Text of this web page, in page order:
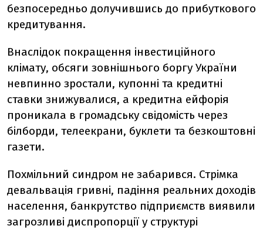
безпосередньо долучившись до прибуткового
кредитування.
Внаслідок покращення інвестиційного
клімату, обсяги зовнішнього боргу України
невпинно зростали, купонні та кредитні
ставки знижувалися, а кредитна ейфорія
проникала в громадську свідомість через
білборди, телеекрани, буклети та безкоштовні
газети.
Похмільний синдром не забарився. Стрімка
девальвація гривні, падіння реальних доходів
населення, банкрутство підприємств виявили
загрозливі диспропорції у структурі